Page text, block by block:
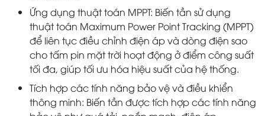
Ứng dụng thuật toán MPPT: Biến tần sử dụng
thuật toán Maximum Power Point Tracking (MPPT)
để liên tục điều chỉnh điện áp và dòng điện sao
cho tấm pin mặt trời hoạt động ở điểm công suất
tối đa, giúp tối ưu hóa hiệu suất của hệ thống.
Tích hợp các tính năng bảo vệ và điều khiển
thông minh: Biến tần được tích hợp các tính năng